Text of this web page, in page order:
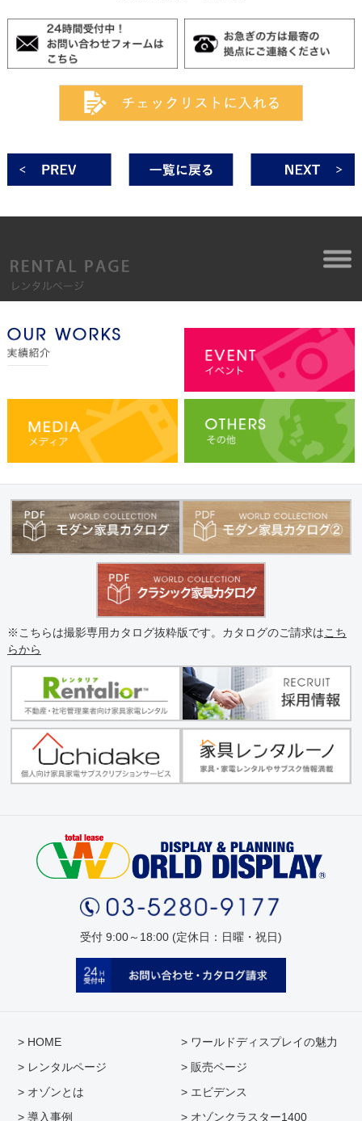
※こちらは撮影専用カタログ抜粋版です。カタログのご請求はこち
らから
受付 9:00～18:00 (定休日：日曜・祝日)
> HOME
> ワールドディスプレイの魅力
> レンタルページ
> 販売ページ
> オゾンとは
> エビデンス
> 導入事例
> オゾンクラスター1400